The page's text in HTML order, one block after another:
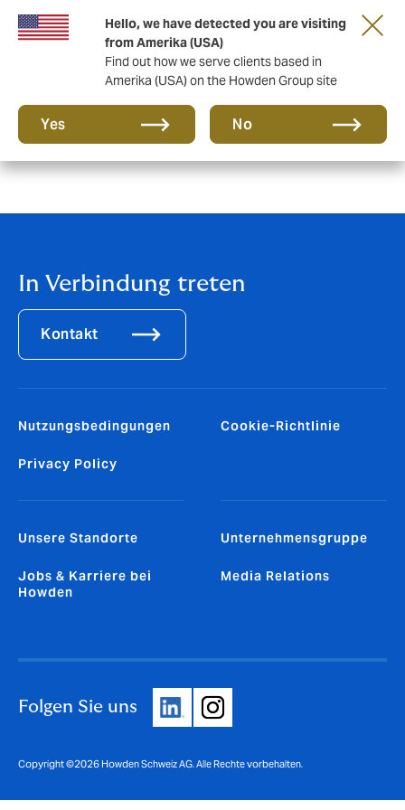
Hello, we have detected you are visiting
from Amerika (USA)
Find out how we serve clients based in
Amerika (USA) on the Howden Group site
Yes No
Status
message
Sorry...This form is closed to new submissions.
In Verbindung treten
Kontakt
Nutzungsbedingungen
Privacy Policy
Cookie-Richtlinie
Unsere Standorte
Jobs & Karriere bei
Howden
Unternehmensgruppe
Media Relations
Folgen Sie uns
Copyright ©2026 Howden Schweiz AG. Alle Rechte vorbehalten.